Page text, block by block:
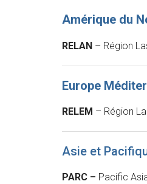
Amérique du
RELAN – Région
Europe
RELEM – Région
Asie et
PARC – Pacific